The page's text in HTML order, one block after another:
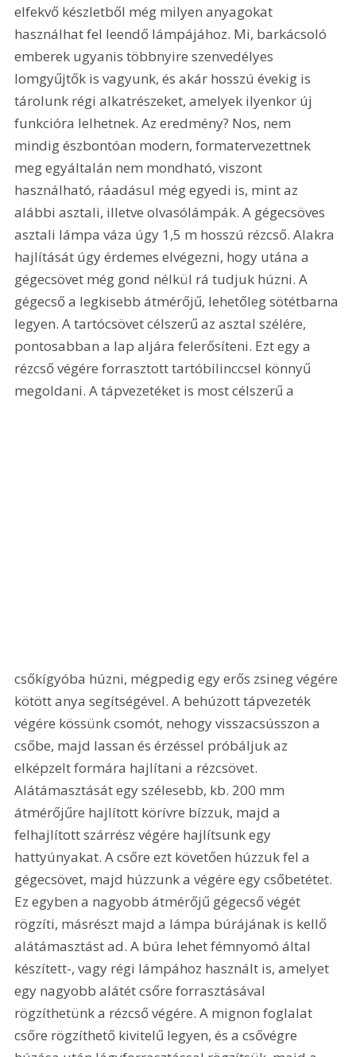
elfekvő készletből még milyen anyagokat
használhat fel leendő lámpájához. Mi, barkácsoló
emberek ugyanis többnyire szenvedélyes
lomgyűjtők is vagyunk, és akár hosszú évekig is
tárolunk régi alkatrészeket, amelyek ilyenkor új
funkcióra lelhetnek. Az eredmény? Nos, nem
mindig észbontóan modern, formatervezettnek
meg egyáltalán nem mondható, viszont
használható, ráadásul még egyedi is, mint az
alábbi asztali, illetve olvasólámpák. A gégecsöves
asztali lámpa váza úgy 1,5 m hosszú rézcső. Alakra
hajlítását úgy érdemes elvégezni, hogy utána a
gégecsövet még gond nélkül rá tudjuk húzni. A
gégecső a legkisebb átmérőjű, lehetőleg sötétbarna
legyen. A tartócsövet célszerű az asztal szélére,
pontosabban a lap aljára felerősíteni. Ezt egy a
rézcső végére forrasztott tartóbilinccsel könnyű
megoldani. A tápvezetéket is most célszerű a
csőkígyóba húzni, mégpedig egy erős zsineg végére
kötött anya segítségével. A behúzott tápvezeték
végére kössünk csomót, nehogy visszacsússzon a
csőbe, majd lassan és érzéssel próbáljuk az
elképzelt formára hajlítani a rézcsövet.
Alátámasztását egy szélesebb, kb. 200 mm
átmérőjűre hajlított körívre bízzuk, majd a
felhajlított szárrész végére hajlítsunk egy
hattyúnyakat. A csőre ezt követően húzzuk fel a
gégecsövet, majd húzzunk a végére egy csőbetétet.
Ez egyben a nagyobb átmérőjű gégecső végét
rögzíti, másrészt majd a lámpa búrájának is kellő
alátámasztást ad. A búra lehet fémnyomó által
készített-, vagy régi lámpához használt is, amelyet
egy nagyobb alátét csőre forrasztásával
rögzíthetünk a rézcső végére. A mignon foglalat
csőre rögzíthető kivitelű legyen, és a csővégre